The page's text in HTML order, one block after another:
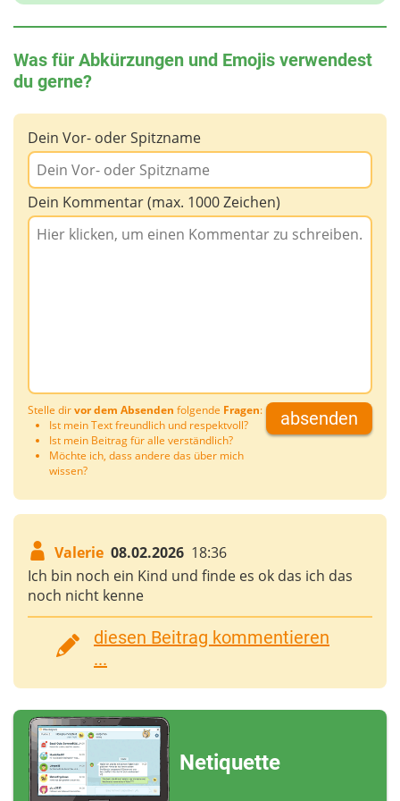
Am Ende einer Mail schreibt man einen
Abschiedsgruß. "Viele Grüße Sascha" (= locker)
oder höflich zum Beispiel: "Mit freundlichen
Was für Abkürzungen und Emojis verwendest
du gerne?
Dein Vor- oder Spitzname
Dein Kommentar (max. 1000 Zeichen)
Stelle dirvor dem Absenden folgende Fragen:
Ist mein Text freundlich und respektvoll?
Ist mein Beitrag für alle verständlich?
Möchte ich, dass andere das über mich
wissen?
absenden
Valerie 08.02.2026 18:36
Ich bin noch ein Kind und finde es ok das ich das
noch nicht kenne
diesen Beitrag kommentieren
...
Netiquette